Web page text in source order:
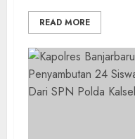
READ MORE